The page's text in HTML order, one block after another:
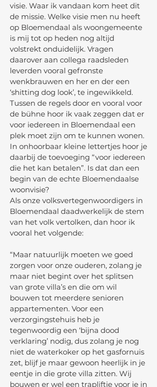
visie. Waar ik vandaan kom heet dit
de missie. Welke visie men nu heeft
op Bloemendaal als woongemeente
is mij tot op heden nog altijd
volstrekt onduidelijk. Vragen
daarover aan collega raadsleden
leverden vooral gefronste
wenkbrauwen en her en der een
‘shitting dog look’, te ingewikkeld.
Tussen de regels door en vooral voor
de bühne hoor ik vaak zeggen dat er
voor iedereen in Bloemendaal een
plek moet zijn om te kunnen wonen.
In onhoorbaar kleine lettertjes hoor je
daarbij de toevoeging “voor iedereen
die het kan betalen”. Is dat dan een
begin van de echte Bloemendaalse
woonvisie?
Als onze volksvertegenwoordigers in
Bloemendaal daadwerkelijk de stem
van het volk vertolken, dan hoor ik
vooral het volgende:
“Maar natuurlijk moeten we goed
zorgen voor onze ouderen, zolang je
maar niet begint over het splitsen
van grote villa’s en die om wil
bouwen tot meerdere senioren
appartementen. Voor een
verzorgingstehuis heb je
tegenwoordig een ‘bijna dood
verklaring’ nodig, dus zolang je nog
niet de waterkoker op het gasfornuis
zet, blijf je maar gewoon heerlijk in je
eentje in die grote villa zitten. Wij
bouwen er wel een trapliftje voor je in